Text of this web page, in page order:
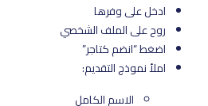
ادخل على وفرها
روح على الملف الشخصي
اضغط “انضم كتاجر”
املأ نموذج التقديم:
الاسم الكامل